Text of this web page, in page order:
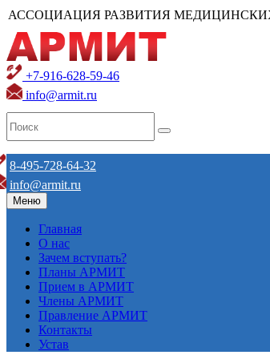
АССОЦИАЦИЯ РАЗВИТИЯ
+7-916-628-59-46
info@armit.ru
8-495-728-64-32
info@armit.ru
Меню
Главная
О нас
Зачем вступать?
Планы АРМИТ
Прием в АРМИТ
Члены АРМИТ
Правление АРМИТ
Контакты
Устав